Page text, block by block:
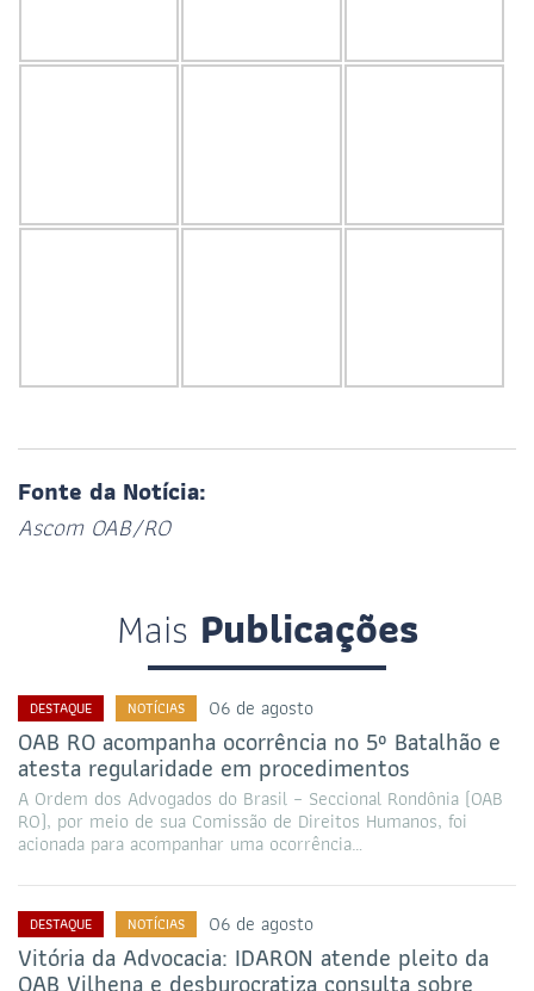
Fonte da Notícia:
Ascom OAB/RO
Mais Publicações
DESTAQUE NOTÍCIAS 06 de agosto
OAB RO acompanha ocorrência no 5º Batalhão e
atesta regularidade em procedimentos
A Ordem dos Advogados do Brasil – Seccional Rondônia (OAB
RO), por meio de sua Comissão de Direitos Humanos, foi
acionada para acompanhar uma ocorrência…
DESTAQUE NOTÍCIAS 06 de agosto
Vitória da Advocacia: IDARON atende pleito da